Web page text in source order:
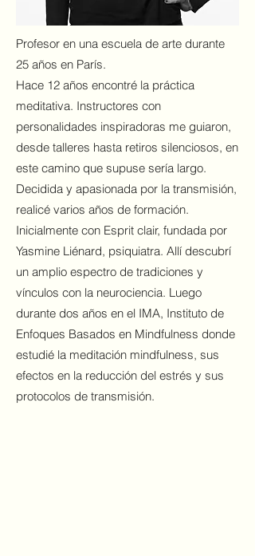
Profesor en una escuela de arte durante
25 años en París.
Hace 12 años encontré la práctica
meditativa. Instructores con
personalidades inspiradoras me guiaron,
desde talleres hasta retiros silenciosos, en
este camino que supuse sería largo.
Decidida y apasionada por la transmisión,
realicé varios años de formación.
Inicialmente con Esprit clair, fundada por
Yasmine Liénard, psiquiatra. Allí descubrí
un amplio espectro de tradiciones y
vínculos con la neurociencia. Luego
durante dos años en el IMA, Instituto de
Enfoques Basados en Mindfulness donde
estudié la meditación mindfulness, sus
efectos en la reducción del estrés y sus
protocolos de transmisión.